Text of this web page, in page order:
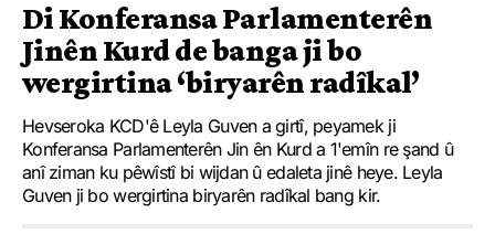
Di Konferansa Parlamenterên
Jinên Kurd de banga ji bo
wergirtina ‘biryarên radîkal’
Hevseroka KCD'ê Leyla Guven a girtî, peyamek ji
Konferansa Parlamenterên Jin ên Kurd a 1'emîn re şand û
anî ziman ku pêwîstî bi wijdan û edaleta jinê heye. Leyla
Guven ji bo wergirtina biryarên radîkal bang kir.